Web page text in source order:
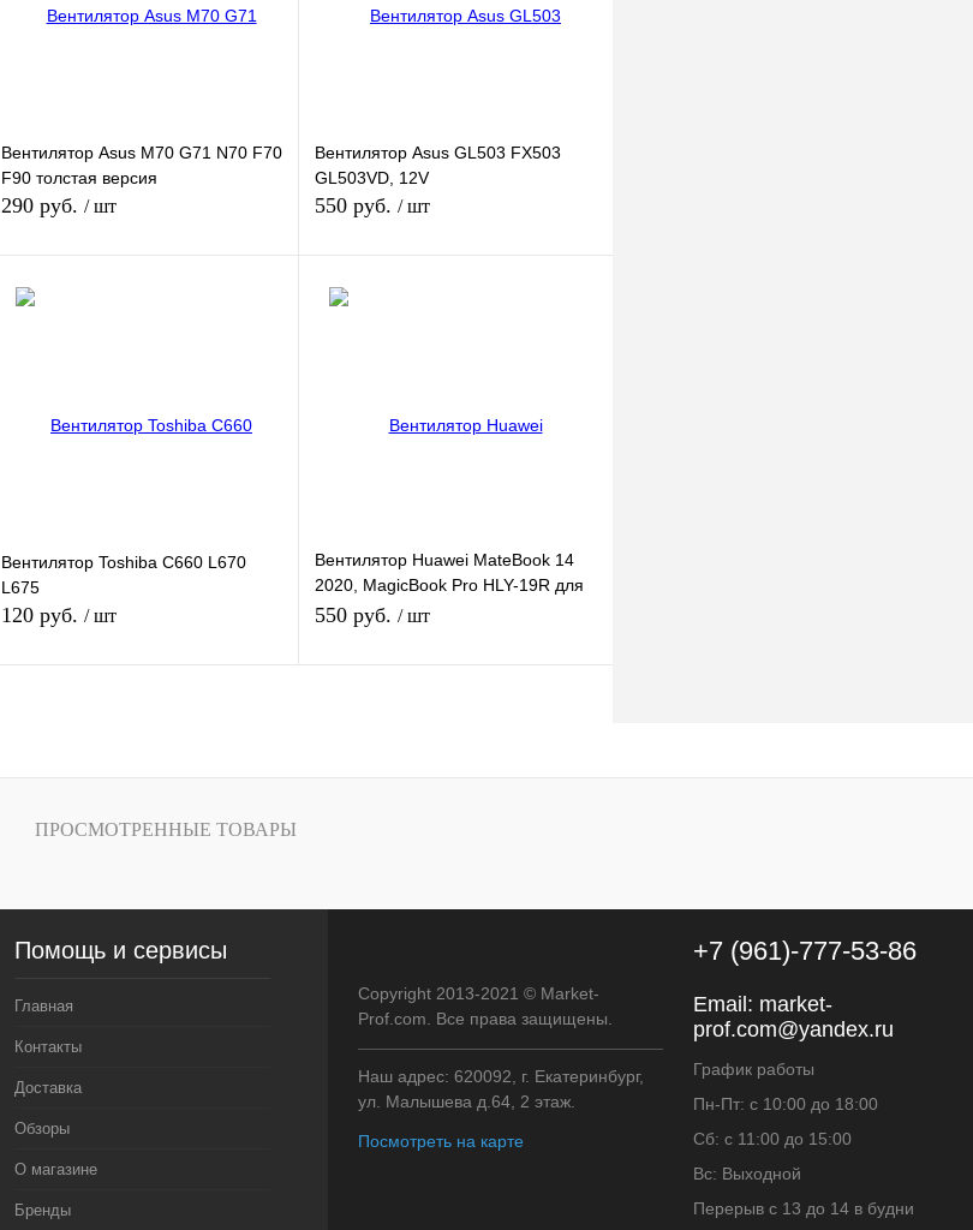
Вентилятор Asus M70 G71 N70 F70
F90 толстая версия
290 руб. / шт
Вентилятор Asus GL503 FX503
GL503VD, 12V
550 руб. / шт
Вентилятор Toshiba C660 L670
L675
120 руб. / шт
Вентилятор Huawei MateBook 14
2020, MagicBook Pro HLY-19R для
GPU
550 руб. / шт
ПРОСМОТРЕННЫЕ ТОВАРЫ
Помощь и сервисы
Главная
Контакты
Доставка
Обзоры
О магазине
Бренды
Copyright 2013-2021 © Market-
Prof.com. Все права защищены.
Наш адрес: 620092, г. Екатеринбург,
ул. Малышева д.64, 2 этаж.
Посмотреть на карте
+7 (961)-777-53-86
Email: market-
prof.com@yandex.ru
График работы
Пн-Пт: с 10:00 до 18:00
Сб: с 11:00 до 15:00
Вс: Выходной
Перерыв с 13 до 14 в будни